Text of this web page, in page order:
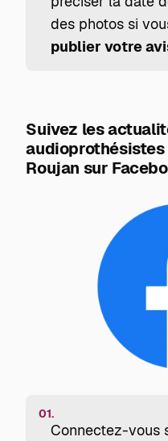
des photos si
publier votre
Suivez les
Roujan sur
01.
Connectez-vous